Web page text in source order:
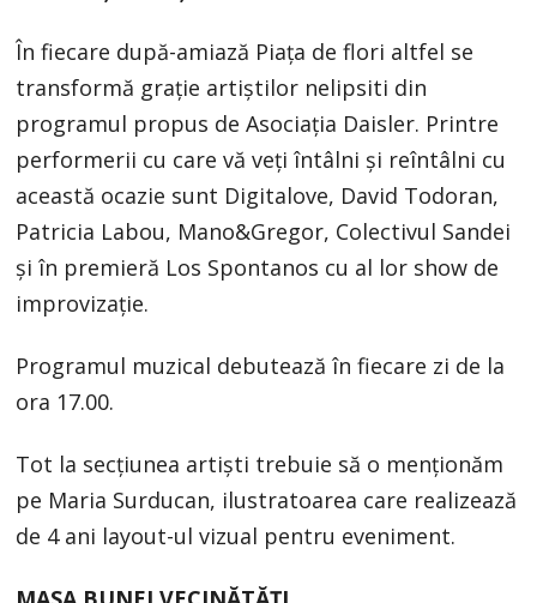
În fiecare după-amiază Piața de flori altfel se
transformă grație artiștilor nelipsiti din
programul propus de Asociația Daisler. Printre
performerii cu care vă veți întâlni și reîntâlni cu
această ocazie sunt Digitalove, David Todoran,
Patricia Labou, Mano&Gregor, Colectivul Sandei
și în premieră Los Spontanos cu al lor show de
improvizație.
Programul muzical debutează în fiecare zi de la
ora 17.00.
Tot la secțiunea artiști trebuie să o menționăm
pe Maria Surducan, ilustratoarea care realizează
de 4 ani layout-ul vizual pentru eveniment.